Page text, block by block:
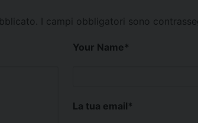
I campi obbligatori sono
Your Name*
La tua email*